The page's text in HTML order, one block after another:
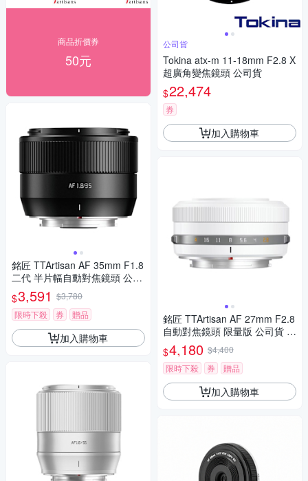
商品折價券
50元
銘匠 TTArtisan AF 35mm F1.8
二代 半片幅自動對焦鏡頭 公司
貨 /黑色 For 富士 FUJIFILM
$3,591 $3,780
限時下殺
券 贈品
加入購物車
公司貨
Tokina atx-m 11-18mm F2.8 X
超廣角變焦鏡頭 公司貨
$22,474
券
加入購物車
銘匠 TTArtisan AF 27mm F2.8
自動對焦鏡頭 限量版 公司貨 F
or 富士 FUJIFILM
$4,180 $4,400
限時下殺
券 贈品
加入購物車